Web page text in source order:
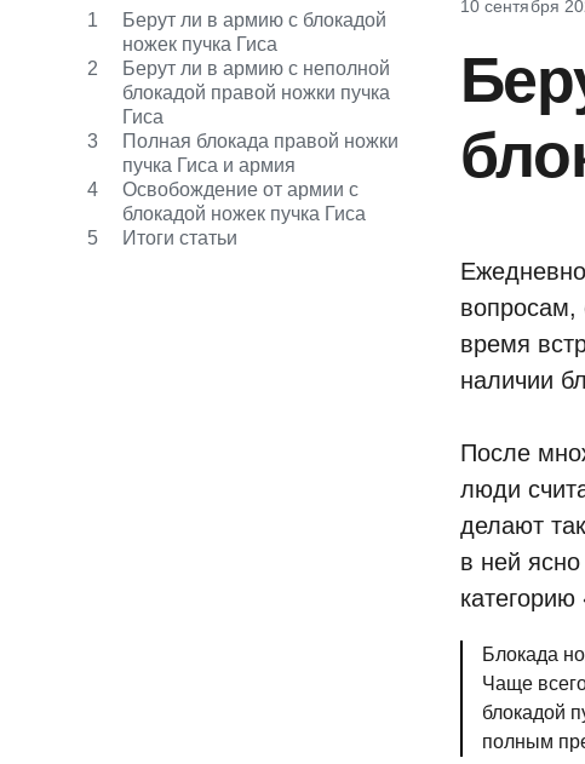
10 сентября
1
Берут ли в армию с блокадой
ножек пучка Гиса
2
Берут ли в армию с неполной
блокадой правой ножки пучка
Гиса
3
Полная блокада правой ножки
пучка Гиса и армия
4
Освобождение от армии с
блокадой ножек пучка Гиса
5
Итоги статьи
вопросам,
время
наличии
После
люди
делают
в ней
Блокада
Чаще
блокадой
полным